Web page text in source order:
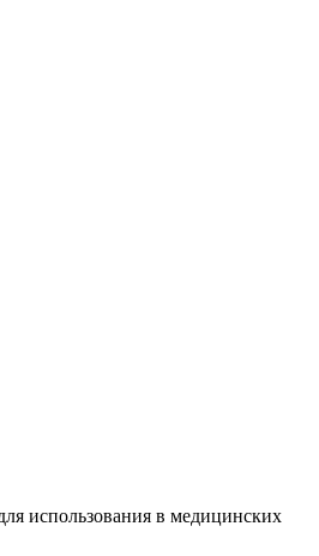
использования в медицинских